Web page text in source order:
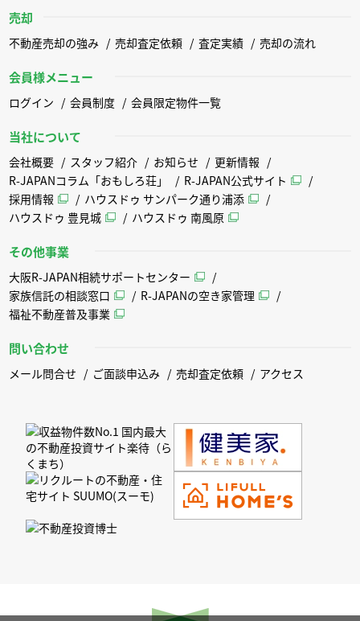
売却
不動産売却の強み 売却査定依頼 査定実績 売却の流れ
会員様メニュー
ログイン 会員制度 会員限定物件一覧
当社について
会社概要 スタッフ紹介 お知らせ
更新情報
R-JAPANコラム「おもしろ荘」
R-JAPAN公式サイト
採用情報
ハウスドゥ サンパーク通り浦添
ハウスドゥ 豊見城
ハウスドゥ 南風原
その他事業
大阪R-JAPAN相続サポートセンター
家族信託の相談窓口
R-JAPANの空き家管理
福祉不動産普及事業
問い合わせ
メール問合せ ご面談申込み 売却査定依頼 アクセス